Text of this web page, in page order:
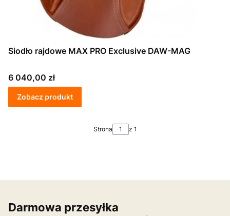
Siodło rajdowe MAX PRO Exclusive DAW-MAG
Cena
6 040,00 zł
Zobacz produkt
Strona z 1
Darmowa przesyłka